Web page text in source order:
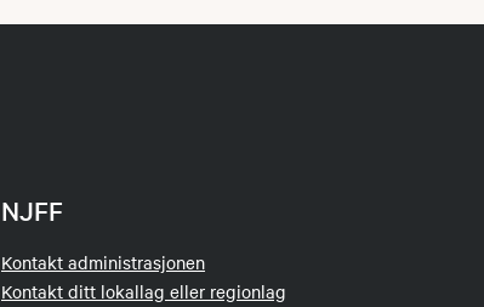
NJFF
Kontakt administrasjonen
Kontakt ditt lokallag eller regionlag